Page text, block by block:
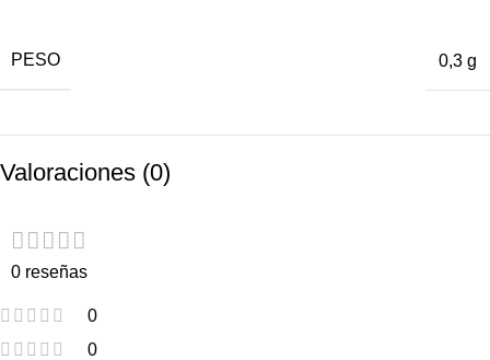
PESO 0,3 g
Valoraciones (0)
0 reseñas
0
0